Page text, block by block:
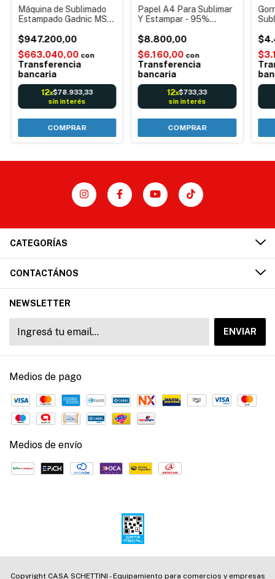
Máquina de Sublimado
Estampado Gadnic MS2
Multifuncional 8 en 1
$947.200,00
$663.040,00 con
Transferencia
bancaria
12x$78.933,33
sin interés
Papel A4 Para Sublimar
Y Estampar - 95%
$8.800,00
$6.160,00 con
Transferencia
bancaria
12x$733,33
sin interés
CATEGORÍAS
CONTACTÁNOS
NEWSLETTER
Medios de pago
Medios de envío
Copyright CASA SCHETTINI - Equipamiento para comercios y empresas